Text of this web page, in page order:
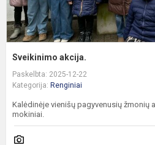
Sveikinimo akcija.
Paskelbta: 2025-12-22
Kategorija: Renginiai
Kalėdinėje vienišų pagyvenusių žmonių
mokiniai.